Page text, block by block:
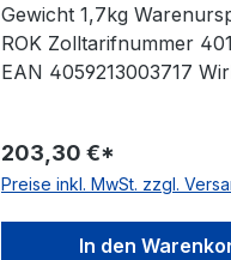
Gewicht 1,7kg
ROK Zolltarifnummer
EAN 4059213003717
ConCar Ausführung
formgezahnt
Zugstrang Polyester
203,30 €*
Preise inkl. MwSt. zzgl.
In den